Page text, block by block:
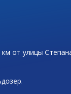
от улицы